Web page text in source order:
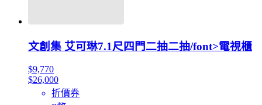
文創集 艾可琳7.1尺四門二抽二抽/font>電視櫃
$9,770
$26,000
折價券